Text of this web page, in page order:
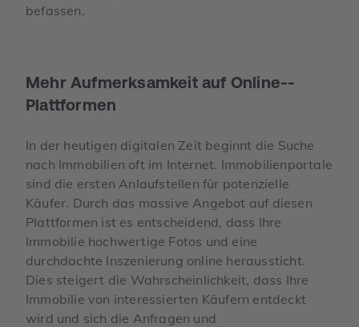
befassen.
Mehr Aufmerksam­keit auf Online-­
Plattformen
In der heutigen digitalen Zeit beginnt die Suche
nach Immobilien oft im Internet. Immobilienportale
sind die ersten Anlaufstellen für potenzielle
Käufer. Durch das massive Angebot auf diesen
Plattformen ist es entscheidend, dass Ihre
Immobilie hochwertige Fotos und eine
durchdachte Inszenierung online heraussticht.
Dies steigert die Wahrscheinlichkeit, dass Ihre
Immobilie von interessierten Käufern entdeckt
wird und sich die Anfragen und